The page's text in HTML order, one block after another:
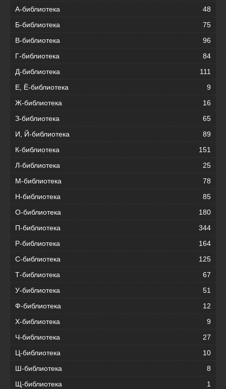
А-библиотека
48
Б-библиотека
75
В-библиотека
96
Г-библиотека
84
Д-библиотека
111
Е, Ё-библиотека
9
Ж-библиотека
16
З-библиотека
65
И, Й-библиотека
89
К-библиотека
151
Л-библиотека
25
М-библиотека
78
Н-библиотека
85
О-библиотека
180
П-библиотека
344
Р-библиотека
164
С-библиотека
125
Т-библиотека
67
У-библиотека
51
Ф-библиотека
12
Х-библиотека
9
Ч-библиотека
27
Ц-библиотека
10
Ш-библиотека
8
Щ-библиотека
1